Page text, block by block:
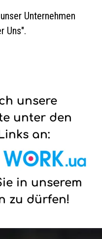
Unternehmen
Uns".
unsere
unter den
an:
Bild
in unserem
zu dürfen!